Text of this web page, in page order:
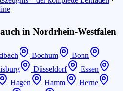
in Nordrhein-Westfalen
Bochum
Bonn
Düsseldorf
Essen
Hagen Hamm
Herne